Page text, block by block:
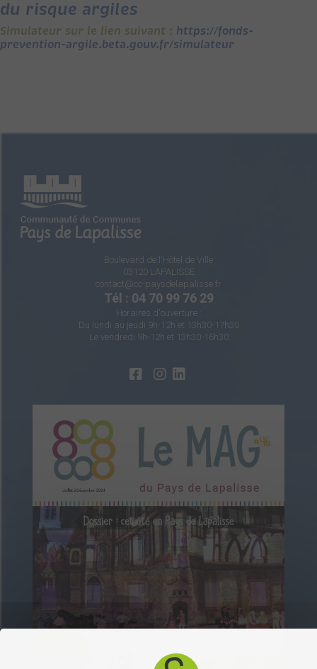
du risque argiles
Simulateur sur le lien suivant : https://fonds-
prevention-argile.beta.gouv.fr/simulateur
Boulevard de l'Hôtel de Ville
03120 LAPALISSE
contact@cc-paysdelapalisse.fr
Tél : 04 70 99 76 29
Horaires d'ouverture :
Du lundi au jeudi 9h-12h et 13h30-17h30
Le vendredi 9h-12h et 13h30-16h30